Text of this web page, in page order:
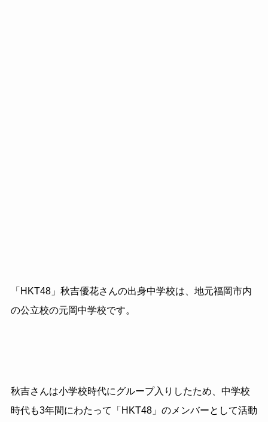
「HKT48」秋吉優花さんの出身中学校は、地元福岡市内
の公立校の元岡中学校です。
秋吉さんは小学校時代にグループ入りしたため、中学校
時代も3年間にわたって「HKT48」のメンバーとして活動